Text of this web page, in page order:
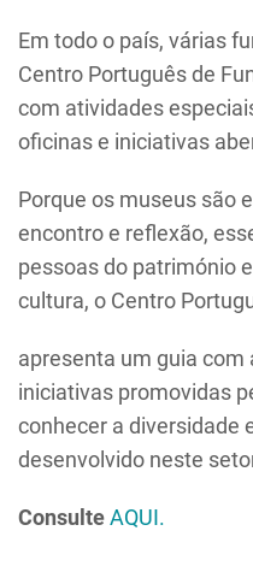
Em todo o país, várias
Centro Português de
com atividades
oficinas e iniciativas
Porque os museus são
encontro e reflexão,
pessoas do património
cultura, o Centro
apresenta um guia
iniciativas promovidas
conhecer a diversidade
desenvolvido neste
ConsulteAQUI.